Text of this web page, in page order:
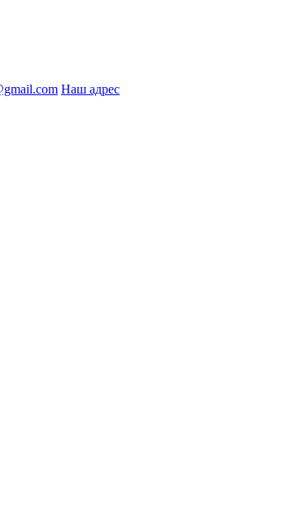
Наш адрес